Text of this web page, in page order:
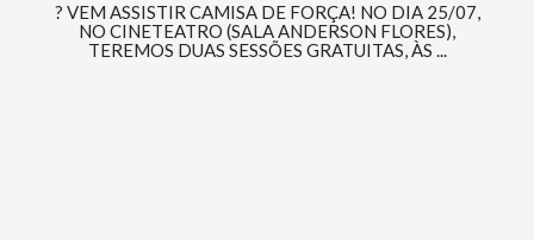
? VEM ASSISTIR CAMISA DE FORÇA! NO DIA 25/07,
NO CINETEATRO (SALA ANDERSON FLORES),
TEREMOS DUAS SESSÕES GRATUITAS, ÀS ...